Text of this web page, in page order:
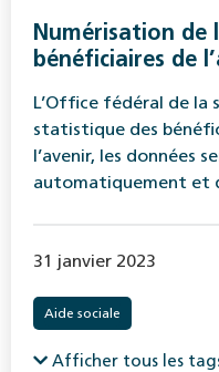
Numérisation de
bénéficiaires de
L’Office fédéral de
statistique des
l’avenir, les données
automatiquement et
31 janvier 2023
Aide sociale
Afficher tous les